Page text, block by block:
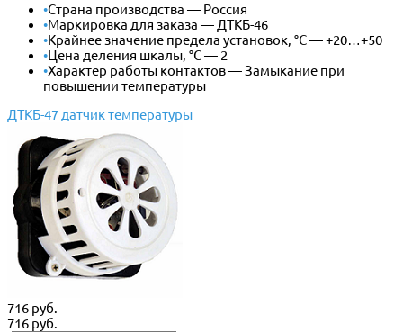
•Страна производства — Россия
•Маркировка для заказа — ДТКБ-46
•Крайнее значение предела установок, °С — +20…+50
•Цена деления шкалы, °С — 2
•Характер работы контактов — Замыкание при
повышении температуры
ДТКБ-47 датчик температуры
716 руб.
716 руб.